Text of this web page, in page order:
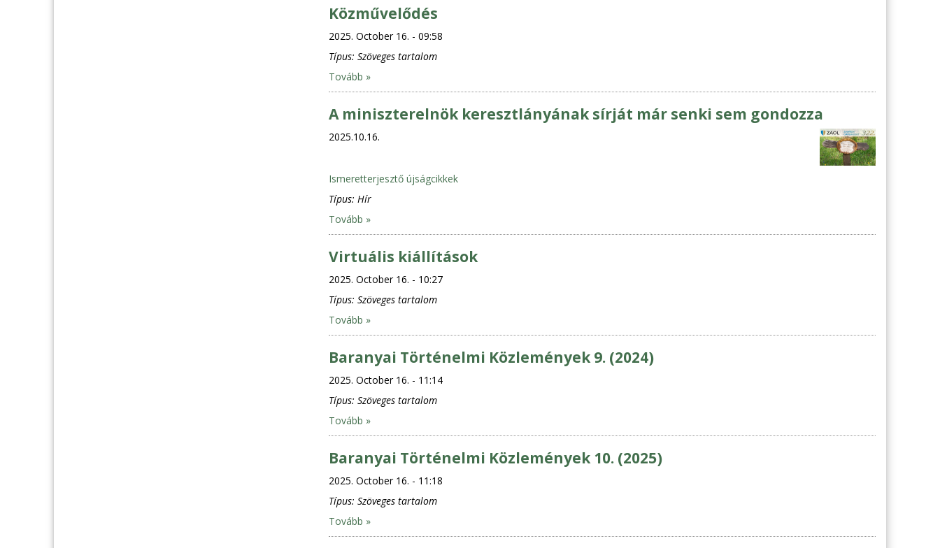
Közművelődés
2025. October 16. - 09:58
Típus: Szöveges tartalom
Tovább »
A miniszterelnök keresztlányának sírját már senki sem gondozza
2025.10.16.
Ismeretterjesztő újságcikkek
Típus: Hír
Tovább »
Virtuális kiállítások
2025. October 16. - 10:27
Típus: Szöveges tartalom
Tovább »
Baranyai Történelmi Közlemények 9. (2024)
2025. October 16. - 11:14
Típus: Szöveges tartalom
Tovább »
Baranyai Történelmi Közlemények 10. (2025)
2025. October 16. - 11:18
Típus: Szöveges tartalom
Tovább »